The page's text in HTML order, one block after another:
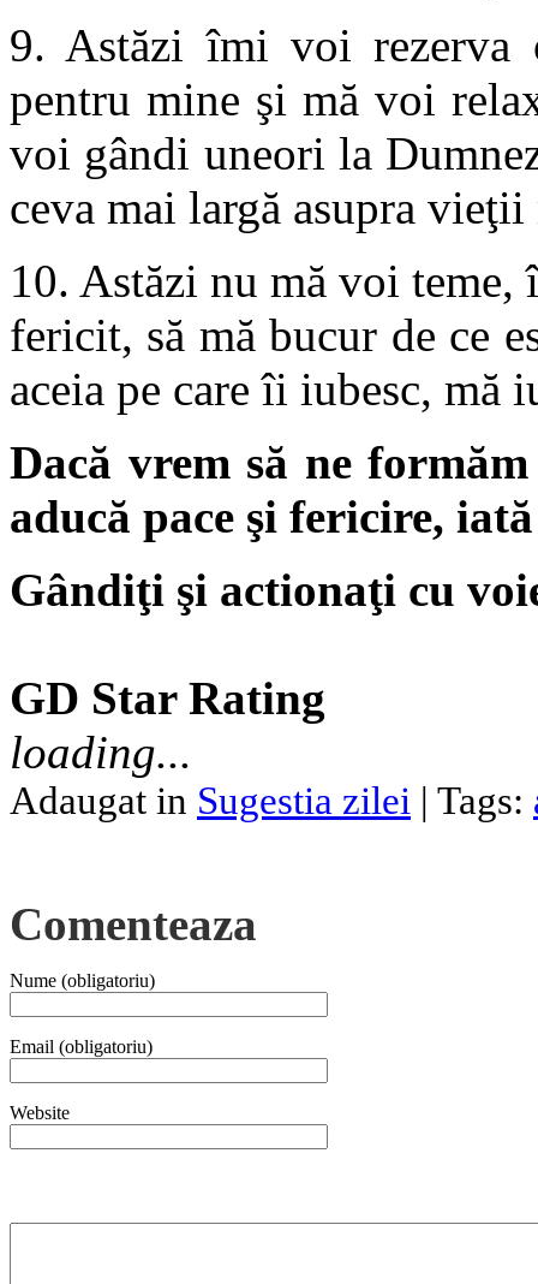
9. Astăzi îmi voi rezerva
pentru mine şi mă voi
voi gândi uneori la
ceva mai largă asupra vieţii
10. Astăzi nu mă voi
fericit, să mă bucur de ce
aceia pe care îi iubesc, mă
Dacă vrem să ne
aducă pace şi fericire,
Gândiţi şi actionaţi cu
GD Star Rating
loading...
Adaugat in Sugestia zilei | Tags:
Comenteaza
Nume (obligatoriu)
Email (obligatoriu)
Website